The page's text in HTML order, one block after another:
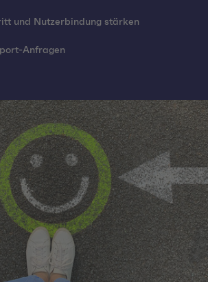
und Nutzerbindung stärken
Anfragen